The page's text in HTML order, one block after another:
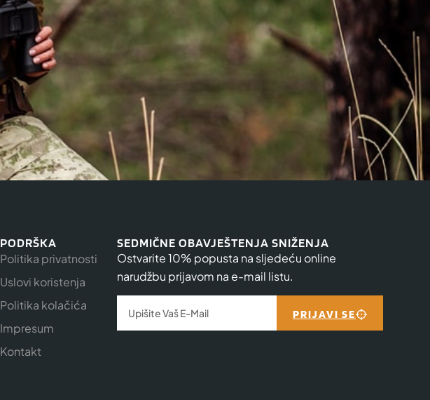
PODRŠKA
Politika privatnosti
Uslovi koristenja
Politika kolačića
Impresum
Kontakt
SEDMIČNE OBAVJEŠTENJA SNIŽENJA
Ostvarite 10% popusta na sljedeću online
narudžbu prijavom na e-mail listu.
PRIJAVI SE